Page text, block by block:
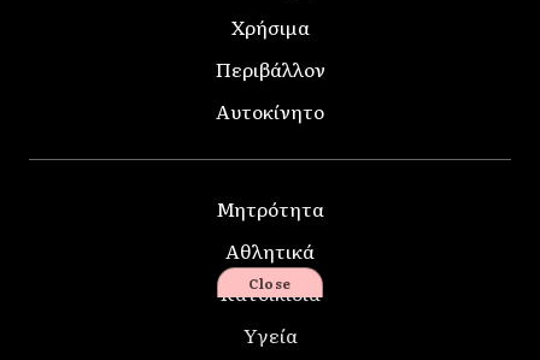
Χρήσιμα
Περιβάλλον
Αυτοκίνητο
Μητρότητα
Αθλητικά
Κατοικίδια
Υγεία
Close